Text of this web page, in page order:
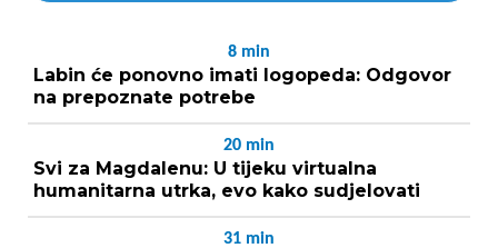
8 min
Labin će ponovno imati logopeda: Odgovor
na prepoznate potrebe
20 min
Svi za Magdalenu: U tijeku virtualna
humanitarna utrka, evo kako sudjelovati
31 min